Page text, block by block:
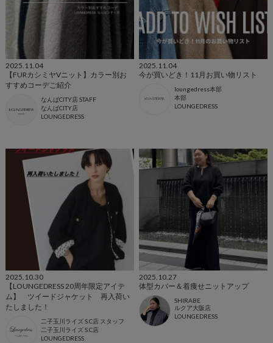
2025.11.04
【FURカシミヤVニット】カラー別お
すすめコーデご紹介
なんばCITY店 STAFF
なんばCITY店
LOUNGEDRESS
2025.11.04
今が買いどき！11月お買い物リスト
loungedress本部
本部
LOUNGEDRESS
2025.10.30
【LOUNGEDRESS 20周年限定アイテ
ム】 ツイードジャケット 再入荷い
たしました！
二子玉川ライズ S.C店 スタッフ
二子玉川ライズ S.C店
LOUNGEDRESS
2025.10.27
体型カバー＆着痩せニットアップ
SHIRABE
ルクア大阪店
LOUNGEDRESS